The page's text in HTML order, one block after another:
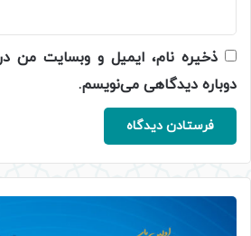
ذخیره نام، ایمیل و وبسایت من
دوباره دیدگاهی می‌نویسم.